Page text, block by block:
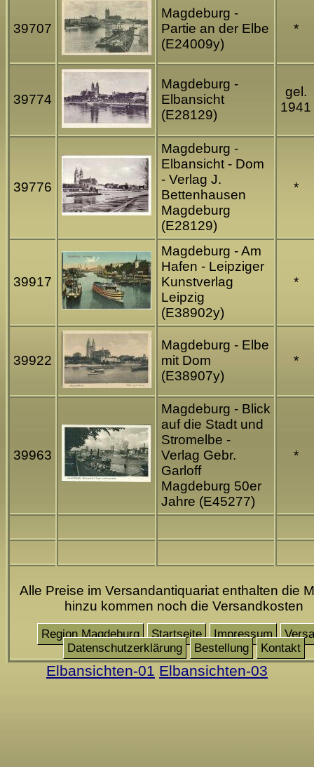
39707
Magdeburg -
Partie an der Elbe
(E24009y)
*
39774
Magdeburg -
Elbansicht
(E28129)
gel.
1941
39776
Magdeburg -
Elbansicht - Dom
- Verlag J.
Bettenhausen
Magdeburg
(E28129)
*
39917
Magdeburg - Am
Hafen - Leipziger
Kunstverlag
Leipzig
(E38902y)
*
39922
Magdeburg - Elbe
mit Dom
(E38907y)
*
39963
Magdeburg - Blick
auf die Stadt und
Stromelbe -
Verlag Gebr.
Garloff
Magdeburg 50er
Jahre (E45277)
*
Alle Preise im Versandantiquariat enthalten die
hinzu kommen noch die Versandkosten
Region Magdeburg Startseite Impressum
Datenschutzerklärung
Bestellung Kontakt
Elbansichten-01 Elbansichten-03